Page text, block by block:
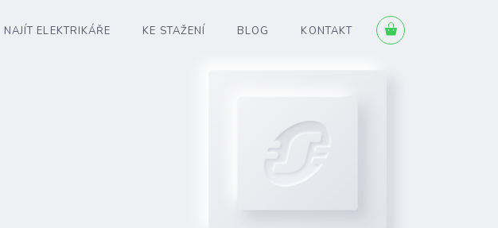
NAJÍT ELEKTRIKÁŘE KE STAŽENÍ BLOG KONTAKT